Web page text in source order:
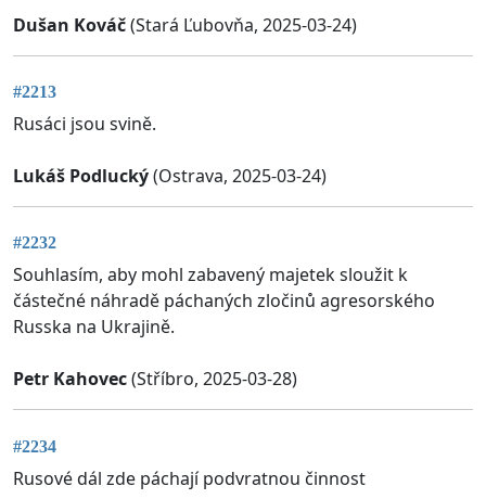
Dušan Kováč(Stará Ľubovňa, 2025-03-24)
#2213
Rusáci jsou svině.
Lukáš Podlucký(Ostrava, 2025-03-24)
#2232
Souhlasím, aby mohl zabavený majetek sloužit k
částečné náhradě páchaných zločinů agresorského
Russka na Ukrajině.
Petr Kahovec(Stříbro, 2025-03-28)
#2234
Rusové dál zde páchají podvratnou činnost